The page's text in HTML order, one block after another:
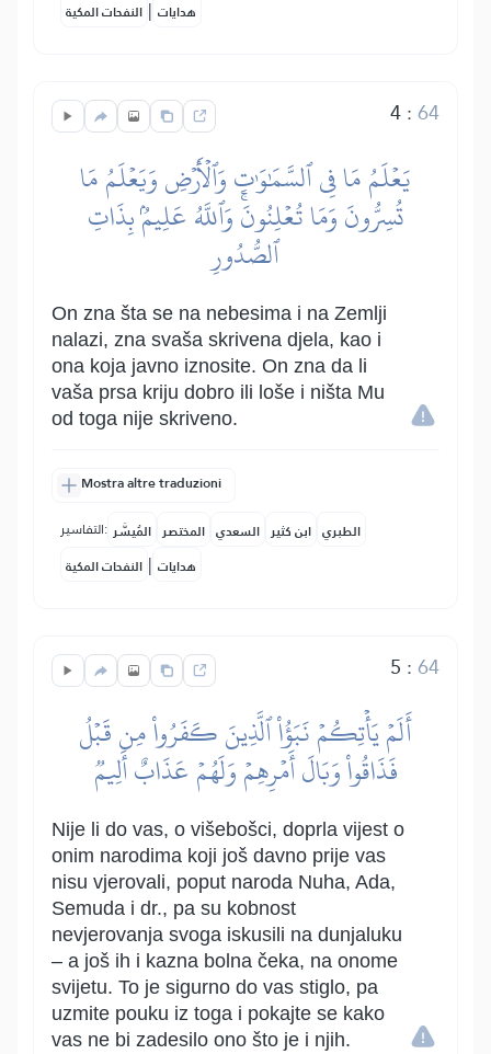
النفحات المكية | هدايات
4:64
يَعۡلَمُ مَا فِي ٱلسَّمَٰوَٰتِ وَٱلۡأَرۡضِ وَيَعۡلَمُ مَا
تُسِرُّونَ وَمَا تُعۡلِنُونَۚ وَٱللَّهُ عَلِيمُۢ بِذَاتِ
ٱلصُّدُورِ
On zna šta se na nebesima i na Zemlji
nalazi, zna svaša skrivena djela, kao i
ona koja javno iznosite. On zna da li
vaša prsa kriju dobro ili loše i ništa Mu
od toga nije skriveno.
Mostra altre traduzioni
التفاسير: المُيسَّر المختصر السعدي ابن كثير الطبري
النفحات المكية | هدايات
5 :64
أَلَمۡ يَأۡتِكُمۡ نَبَؤُاْ ٱلَّذِينَ كَفَرُواْ مِن قَبۡلُ
فَذَاقُواْ وَبَالَ أَمۡرِهِمۡ وَلَهُمۡ عَذَابٌ أَلِيمٞ
Nije li do vas, o višebošci, doprla vijest o
onim narodima koji još davno prije vas
nisu vjerovali, poput naroda Nuha, Ada,
Semuda i dr., pa su kobnost
nevjerovanja svoga iskusili na dunjaluku
– a još ih i kazna bolna čeka, na onome
svijetu. To je sigurno do vas stiglo, pa
uzmite pouku iz toga i pokajte se kako
vas ne bi zadesilo ono što je i njih.